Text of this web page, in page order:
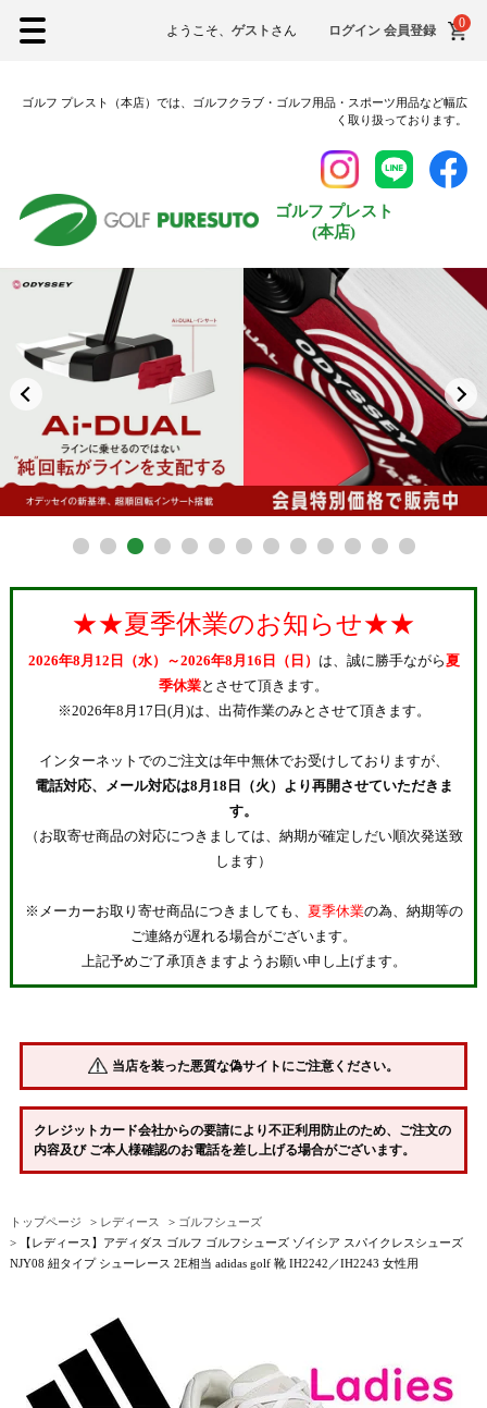
ようこそ、 ゲスト さん ログイン 会員登録 0
ゴルフ プレスト（本店）では、ゴルフクラブ・ゴルフ用品・スポーツ用品など幅広
く取り扱っております。
ゴルフ プレスト
(本店)
★★夏季休業のお知らせ★★
2026年8月12日（水）～2026年8月16日（日） は、誠に勝手ながら夏
季休業とさせて頂きます。
※2026年8月17日(月)は、出荷作業のみとさせて頂きます。
インターネットでのご注文は年中無休でお受けしておりますが、
電話対応、メール対応は8月18日（火）より再開させていただきま
す。
（お取寄せ商品の対応につきましては、納期が確定しだい順次発送致
します）
※メーカーお取り寄せ商品につきましても、 夏季休業の為、納期等の
ご連絡が遅れる場合がございます。
上記予めご了承頂きますようお願い申し上げます。
当店を装った悪質な偽サイトにご注意ください。
クレジットカード会社からの要請により不正利用防止のため、ご注文の
内容及び ご本人様確認のお電話を差し上げる場合がございます。
トップページ レディース
ゴルフシューズ
【レディース】アディダス ゴルフ ゴルフシューズ ゾイシア スパイクレスシューズ
NJY08 紐タイプ シューレース 2E相当 adidas golf 靴 IH2242／IH2243 女性用